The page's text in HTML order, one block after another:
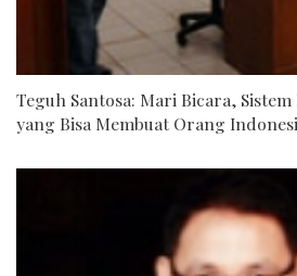
Teguh Santosa: Mari Bicara,
yang Bisa Membuat Orang